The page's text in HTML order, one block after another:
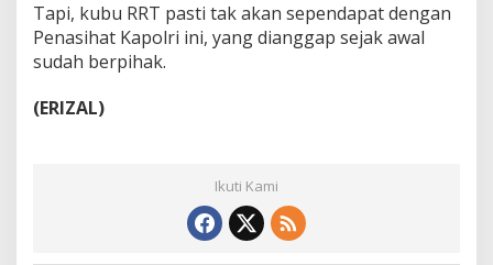
Tapi, kubu RRT pasti tak akan sependapat dengan
Penasihat Kapolri ini, yang dianggap sejak awal
sudah berpihak.
(ERIZAL)
Ikuti Kami